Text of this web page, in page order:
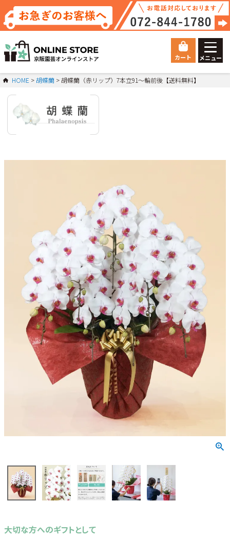
カート メニュー
ゲスト 様こんにちは
ご利用ガイド
会員登録
お問い合わせ
会社概要
特定商取引法に基づく表示
個人情報の取扱いについて
HOME 胡蝶蘭 胡蝶蘭（赤リップ）7本立91～輪前後【送料無料】
大切な方へのギフトとして